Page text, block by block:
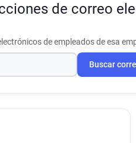
de correo
de empleados de esa
Buscar